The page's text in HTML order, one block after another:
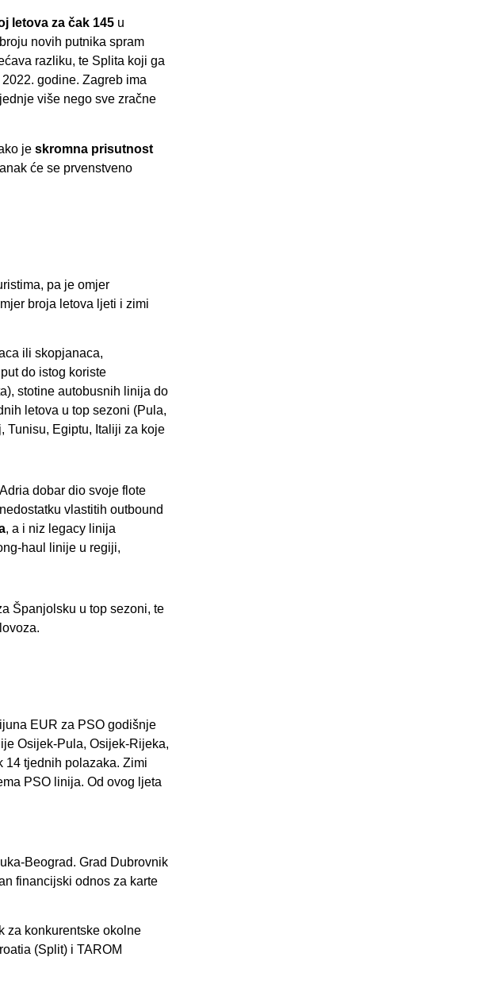
letova za čak 145 u
novih putnika spram
razliku, te Splita koji ga
godine. Zagreb ima
više nego sve zračne
je skromna prisutnost
će se prvenstveno
pa je omjer
broja letova ljeti i zimi
ili skopjanaca,
do istog koriste
stotine autobusnih linija do
letova u top sezoni (Pula,
Tunisu, Egiptu, Italiji za koje
dobar dio svoje flote
vlastitih outbound
, a i niz legacy linija
haul linije u regiji,
Španjolsku u top sezoni, te
EUR za PSO godišnje
Osijek-Pula, Osijek-Rijeka,
14 tjednih polazaka. Zimi
PSO linija. Od ovog ljeta
Beograd. Grad Dubrovnik
financijski odnos za karte
za konkurentske okolne
(Split) i TAROM